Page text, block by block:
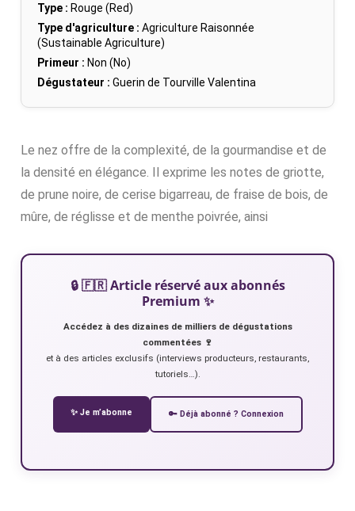
Type : Rouge (Red)
Type d'agriculture : Agriculture Raisonnée
(Sustainable Agriculture)
Primeur : Non (No)
Dégustateur : Guerin de Tourville Valentina
Le nez offre de la complexité, de la gourmandise et de
la densité en élégance. Il exprime les notes de griotte,
de prune noire, de cerise bigarreau, de fraise de bois, de
mûre, de réglisse et de menthe poivrée, ainsi
🔒 🇫🇷 Article réservé aux abonnés
Premium ✨
Accédez à des dizaines de milliers de dégustations
commentées 🍷
et à des articles exclusifs (interviews producteurs, restaurants,
tutoriels…).
✨ Je m’abonne 🔑 Déjà abonné ? Connexion